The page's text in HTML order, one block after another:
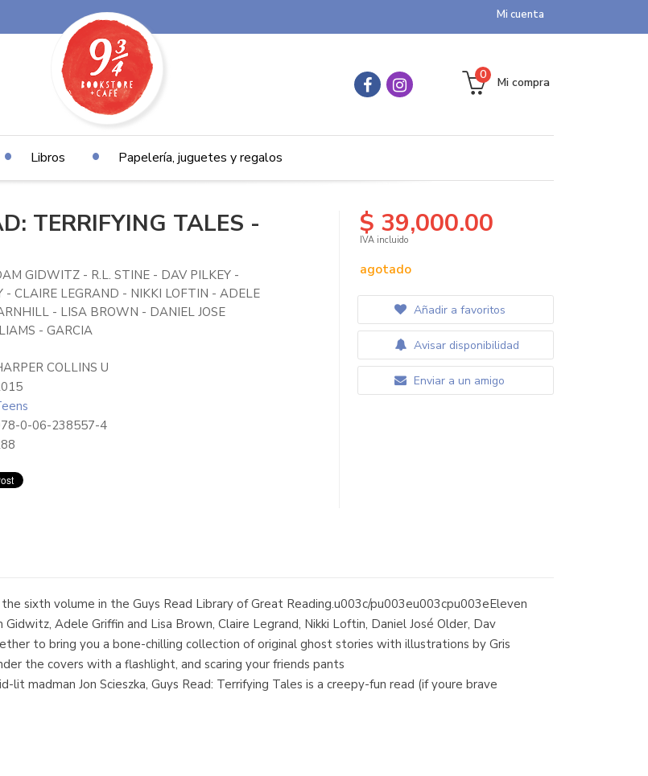
Mi cuenta
Mi compra
0
Libros Papelería, juguetes y regalos
TERRIFYING TALES -
GIDWITZ - R.L. STINE - DAV PILKEY -
- CLAIRE LEGRAND - NIKKI LOFTIN - ADELE
- LISA BROWN - DANIEL JOSE
- GARCIA
COLLINS U
0-06-238557-4
$ 39,000.00
IVA incluido
agotado
Añadir a favoritos
Avisar disponibilidad
Enviar a un amigo
sixth volume in the Guys Read Library of Great Reading.u003c/pu003eu003cpu003eEleven
Adele Griffin and Lisa Brown, Claire Legrand, Nikki Loftin, Daniel José Older, Dav
to bring you a bone-chilling collection of original ghost stories with illustrations by Gris
the covers with a flashlight, and scaring your friends pants
madman Jon Scieszka, Guys Read: Terrifying Tales is a creepy-fun read (if youre brave